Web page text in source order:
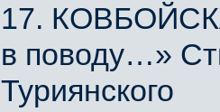
17.
в поводу…»
Туриянского